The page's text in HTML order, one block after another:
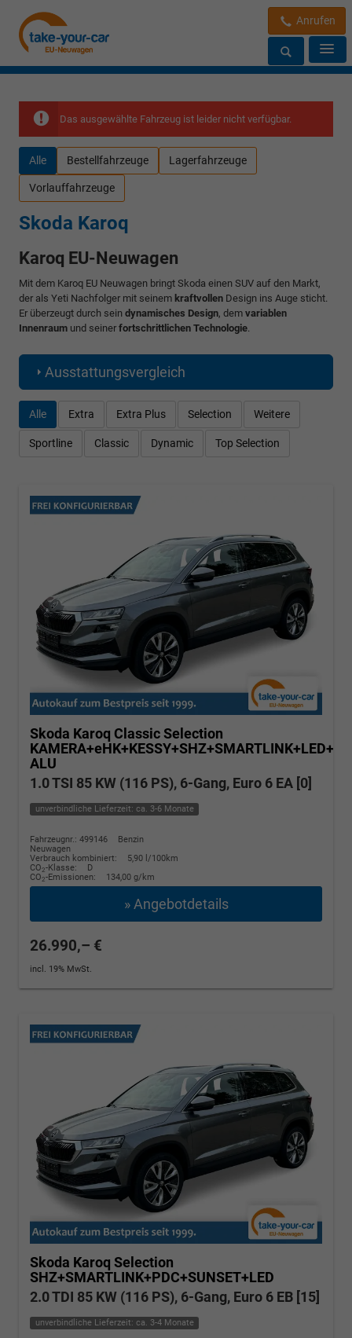
Anrufen
Das ausgewählte Fahrzeug ist leider nicht verfügbar.
Alle Bestellfahrzeuge Lagerfahrzeuge
Vorlauffahrzeuge
Skoda Karoq
Karoq EU-Neuwagen
Mit dem Karoq EU Neuwagen bringt Skoda einen SUV auf den Markt,
der als Yeti Nachfolger mit seinem kraftvollen Design ins Auge sticht.
Er überzeugt durch sein dynamisches Design, dem variablen
Innenraum und seiner fortschrittlichen Technologie
Ausstattungsvergleich
Alle Extra Extra Plus Selection Weitere
Sportline Classic Dynamic Top Selection
Skoda Karoq Classic Selection
ALU
1.0 TSI 85 KW (116 PS), 6-Gang, Euro 6 EA [0]
unverbindliche Lieferzeit: ca. 3-6 Monate
Fahrzeugnr.: 499146
Benzin
Neuwagen
Verbrauch kombiniert:
5,90 l/100km
CO2-Klasse:
D
CO2-Emissionen: 134,00 g/km
» Angebotdetails
26.990,– €
incl. 19% MwSt.
Skoda Karoq Selection
SHZ+SMARTLINK+PDC+SUNSET+LED
2.0 TDI 85 KW (116 PS), 6-Gang, Euro 6 EB [15]
unverbindliche Lieferzeit: ca. 3-4 Monate